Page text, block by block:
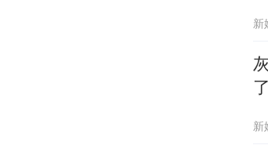
新
了
新